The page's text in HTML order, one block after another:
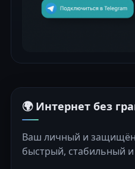
🌍 Интернет без
Ваш личный и
быстрый, стабильный